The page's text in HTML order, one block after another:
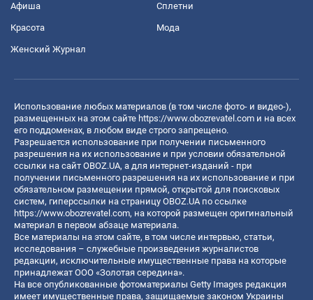
Афиша Сплетни
Красота Мода
Женский Журнал
Использование любых материалов (в том числе фото- и видео-),
размещенных на этом сайте https://www.obozrevatel.com и на всех
его поддоменах, в любом виде строго запрещено.
Разрешается использование при получении письменного
разрешения на их использование и при условии обязательной
ссылки на сайт OBOZ.UA, а для интернет-изданий - при
получении письменного разрешения на их использование и при
обязательном размещении прямой, открытой для поисковых
систем, гиперссылки на страницу OBOZ.UA по ссылке
https://www.obozrevatel.com, на которой размещен оригинальный
материал в первом абзаце материала.
Все материалы на этом сайте, в том числе интервью, статьи,
исследования – служебные произведения журналистов
редакции, исключительные имущественные права на которые
принадлежат ООО «Золотая середина».
На все опубликованные фотоматериалы Getty Images редакция
имеет имущественные права, защищаемые законом Украины